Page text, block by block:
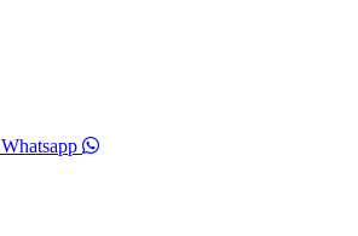
Whatsapp